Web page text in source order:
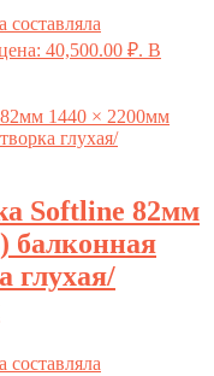
составляла
40,500.00 ₽. В
Softline 82мм
балконная
глухая/
составляла